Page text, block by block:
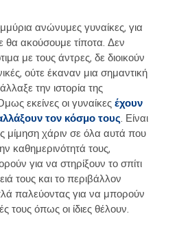
ανώνυμες γυναίκες, για
θα ακούσουμε τίποτα. Δεν
με τους άντρες, δε διοικούν
ούτε έκαναν μια σημαντική
την ιστορία της
εκείνες οι γυναίκεςέχουν
τον κόσμο τους . Είναι
μίμηση χάριν σε όλα αυτά που
καθημερινότητά τους,
για να στηρίξουν το σπίτι
τους και το περιβάλλον
παλεύοντας για να μπορούν
τους όπως οι ίδιες θέλουν.